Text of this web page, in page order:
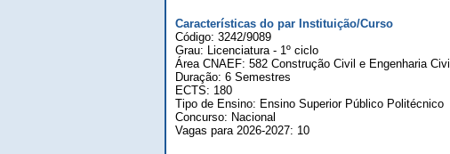
Características do par Instituição/Curso
Código: 3242/9089
Grau: Licenciatura - 1º ciclo
Área CNAEF: 582 Construção Civil e Engenharia Civil
Duração: 6 Semestres
ECTS: 180
Tipo de Ensino: Ensino Superior Público Politécnico
Concurso: Nacional
Vagas para 2026-2027: 10